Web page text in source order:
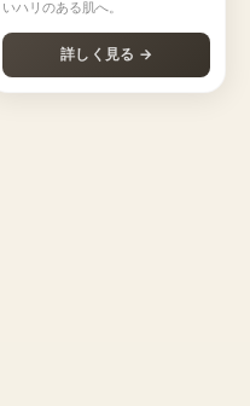
いハリのある肌へ。
詳しく見る →